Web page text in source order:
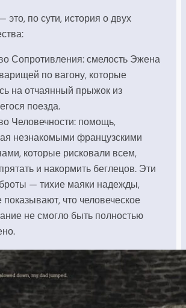
это, по сути, история о двух
Сопротивления: смелость Эжена
по вагону, которые
на отчаянный прыжок из
поезда.
Человечности: помощь,
незнакомыми французскими
которые рисковали всем,
и накормить беглецов. Эти
— тихие маяки надежды,
показывают, что человеческое
не смогло быть полностью